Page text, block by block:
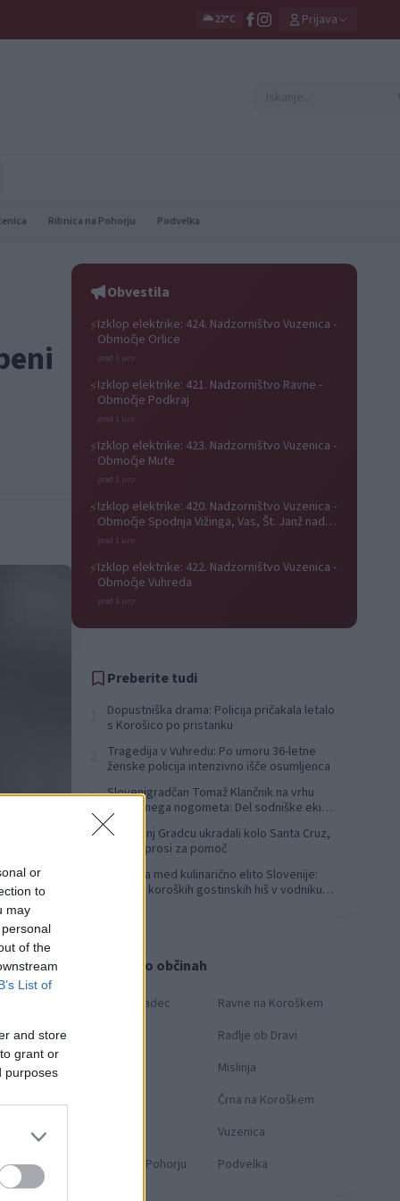
or
to
may
of the
List of
and store
grant or
purposes
🌥️22°C Prijava
Ribnica na Pohorju Podvelka
KNMEDIA
Obvestila
⚡Izklop elektrike: 424. Nadzorništvo Vuzenica -
Območje Orlice
pred 1 uro
⚡Izklop elektrike: 421. Nadzorništvo Ravne -
Območje Podkraj
pred 1 uro
⚡Izklop elektrike: 423. Nadzorništvo Vuzenica -
Območje Mute
pred 1 uro
⚡Izklop elektrike: 420. Nadzorništvo Vuzenica -
Območje Spodnja Vižinga, Vas, Št. Janž nad
Radljami, Suhi Vrh, Dobrava
pred 1 uro
⚡Izklop elektrike: 422. Nadzorništvo Vuzenica -
Območje Vuhreda
pred 1 uro
Preberite tudi
Dopustniška drama: Policija pričakala letalo
s Korošico po pristanku
Tragedija v Vuhredu: Po umoru 36-letne
ženske policija intenzivno išče osumljenca
3 Slovenjgradčan Tomaž Klančnik na vrhu
svetovnega nogometa: Del sodniške ekipe
za finale svetovnega prvenstva
4 V Slovenj Gradcu ukradali kolo Santa Cruz,
lastnik prosi za pomoč
Koroška med kulinarično elito Slovenije:
Sedem koroških gostinskih hiš v vodniku
Novice po občinah
Slovenj Gradec
Ravne na Koroškem
Radlje ob Dravi
Mislinja
Črna na Koroškem
Vuzenica
Ribnica na Pohorju
Podvelka